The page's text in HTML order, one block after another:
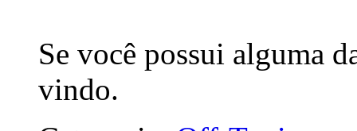
Se você possui alguma
vindo.